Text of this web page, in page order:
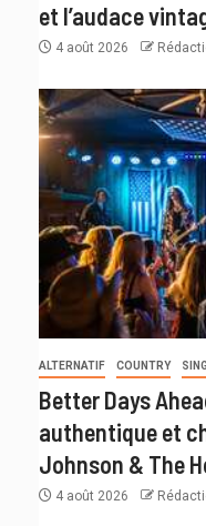
et l’audace
4 août 2026
ALTERNATIF COUNTRY
Better Days
authentique et
Johnson & The
4 août 2026